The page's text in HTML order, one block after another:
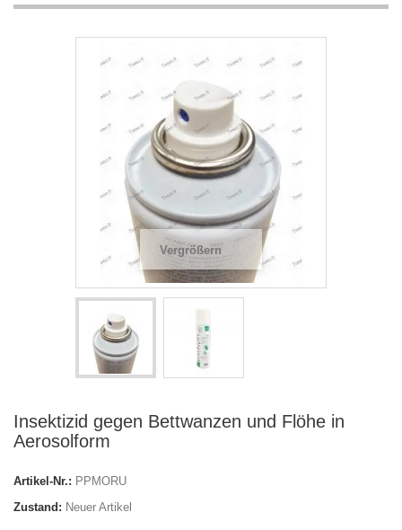
Vergrößern
Insektizid gegen Bettwanzen und Flöhe in
Aerosolform
Artikel-Nr.: PPMORU
Zustand: Neuer Artikel